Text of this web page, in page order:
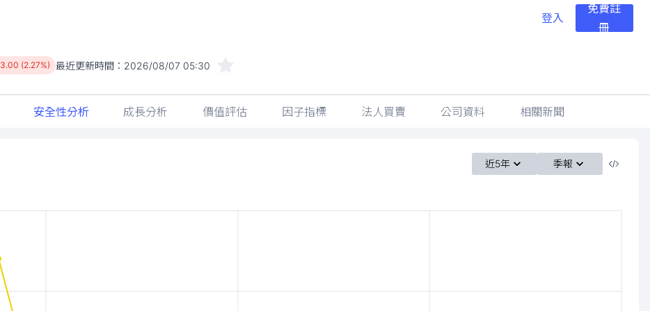
登入
免費註
冊
3.00 (2.27%) 最近更新時間： 2026/08/07 05:30
安全性分析 成長分析 價值評估 因子指標 法人買賣 公司資料 相關新聞
近5年 季報